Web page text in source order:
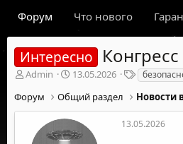
Форум Что нового
Интересно
А
т
о
Admin
Д
т
а
н
а
13.05.2026
Т
е
г
и
Форум Общий раздел Новости
13.05.2026